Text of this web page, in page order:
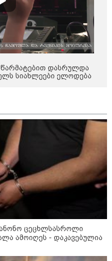
მოთხოვნა სააგარაკე
- როგორ
უძრავი ქონების ბაზარი
უკვე
სივრცის
შესაძლებლობა
მოგცეთ“ - თბილისის
ზოოპარკი სატესტო
იხსნება
ცნობილი,
დაფუძნებულ
რომელიც
წარმატებით დასრულდა
სიახლეები ელოდება
ცეცხლსასროლი
ამოიღეს - დაკავებულია